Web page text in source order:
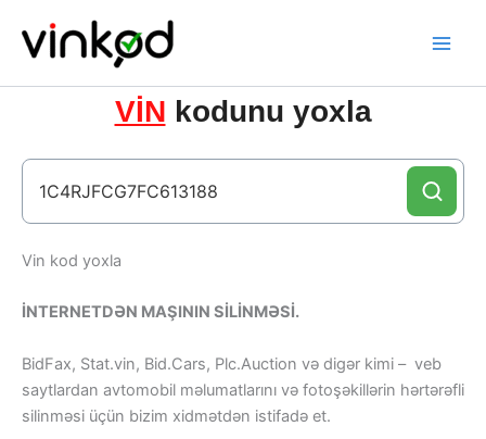
content
VİN kodunu yoxla
Vin kod yoxla
İNTERNETDƏN MAŞININ SİLİNMƏSİ.
BidFax, Stat.vin, Bid.Cars, Plc.Auction və digər kimi – veb
saytlardan avtomobil məlumatlarını və fotoşəkillərin hərtərəfli
silinməsi üçün bizim xidmətdən istifadə et.